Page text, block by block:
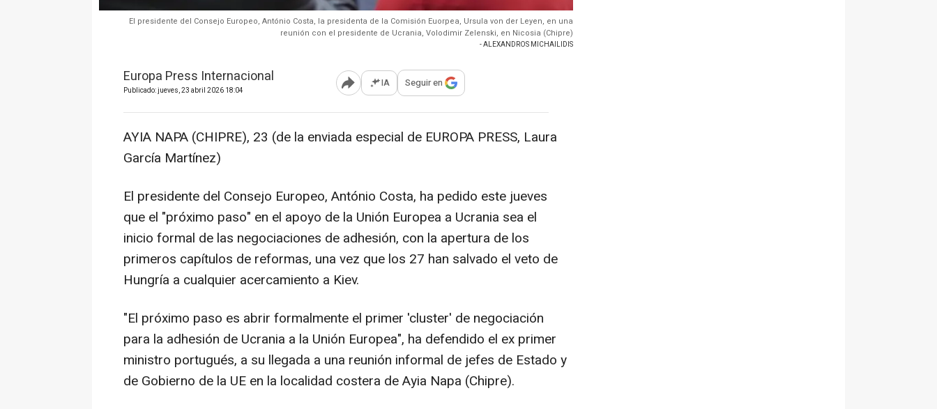
El presidente del Consejo Europeo, António Costa, la presidenta de la Comisión Euorpea, Ursula von der Leyen, en una
reunión con el presidente de Ucrania, Volodimir Zelenski, en Nicosia (Chipre)
- ALEXANDROS MICHAILIDIS
Europa Press Internacional
Publicado: jueves, 23 abril 2026 18:04 Abrir opciones para compartir
IA Seguir en
AYIA NAPA (CHIPRE), 23 (de la enviada especial de EUROPA PRESS, Laura
García Martínez)
El presidente del Consejo Europeo, António Costa, ha pedido este jueves
que el "próximo paso" en el apoyo de la Unión Europea a Ucrania sea el
inicio formal de las negociaciones de adhesión, con la apertura de los
primeros capítulos de reformas, una vez que los 27 han salvado el veto de
Hungría a cualquier acercamiento a Kiev.
"El próximo paso es abrir formalmente el primer 'cluster' de negociación
para la adhesión de Ucrania a la Unión Europea", ha defendido el ex primer
ministro portugués, a su llegada a una reunión informal de jefes de Estado y
de Gobierno de la UE en la localidad costera de Ayia Napa (Chipre).